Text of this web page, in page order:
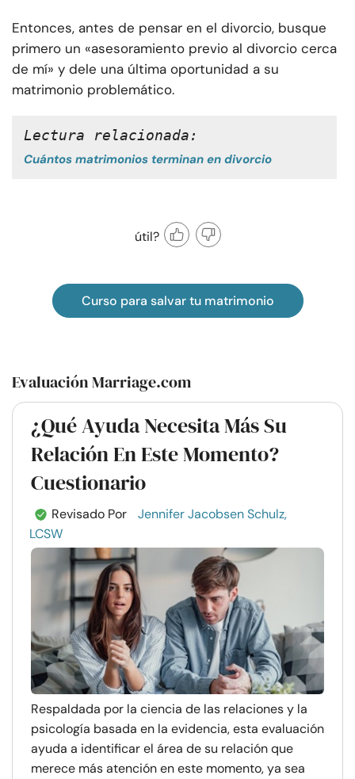
Entonces, antes de pensar en el divorcio, busque
primero un «asesoramiento previo al divorcio cerca
de mí» y dele una última oportunidad a su
matrimonio problemático.
Lectura relacionada:
Cuántos matrimonios terminan en divorcio
útil?
Curso para salvar tu matrimonio
Evaluación Marriage.com
¿Qué Ayuda Necesita Más Su
Relación En Este Momento?
Cuestionario
Revisado Por
Jennifer Jacobsen Schulz,
LCSW
Respaldada por la ciencia de las relaciones y la
psicología basada en la evidencia, esta evaluación
ayuda a identificar el área de su relación que
merece más atención en este momento, ya sea